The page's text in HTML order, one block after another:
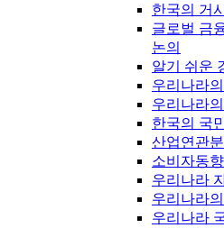
한국의 거
글로벌 금
논의
알기 쉬운
우리나라
우리나라
한국의 국
산업연관
소비자동
우리나라
우리나라
우리나라